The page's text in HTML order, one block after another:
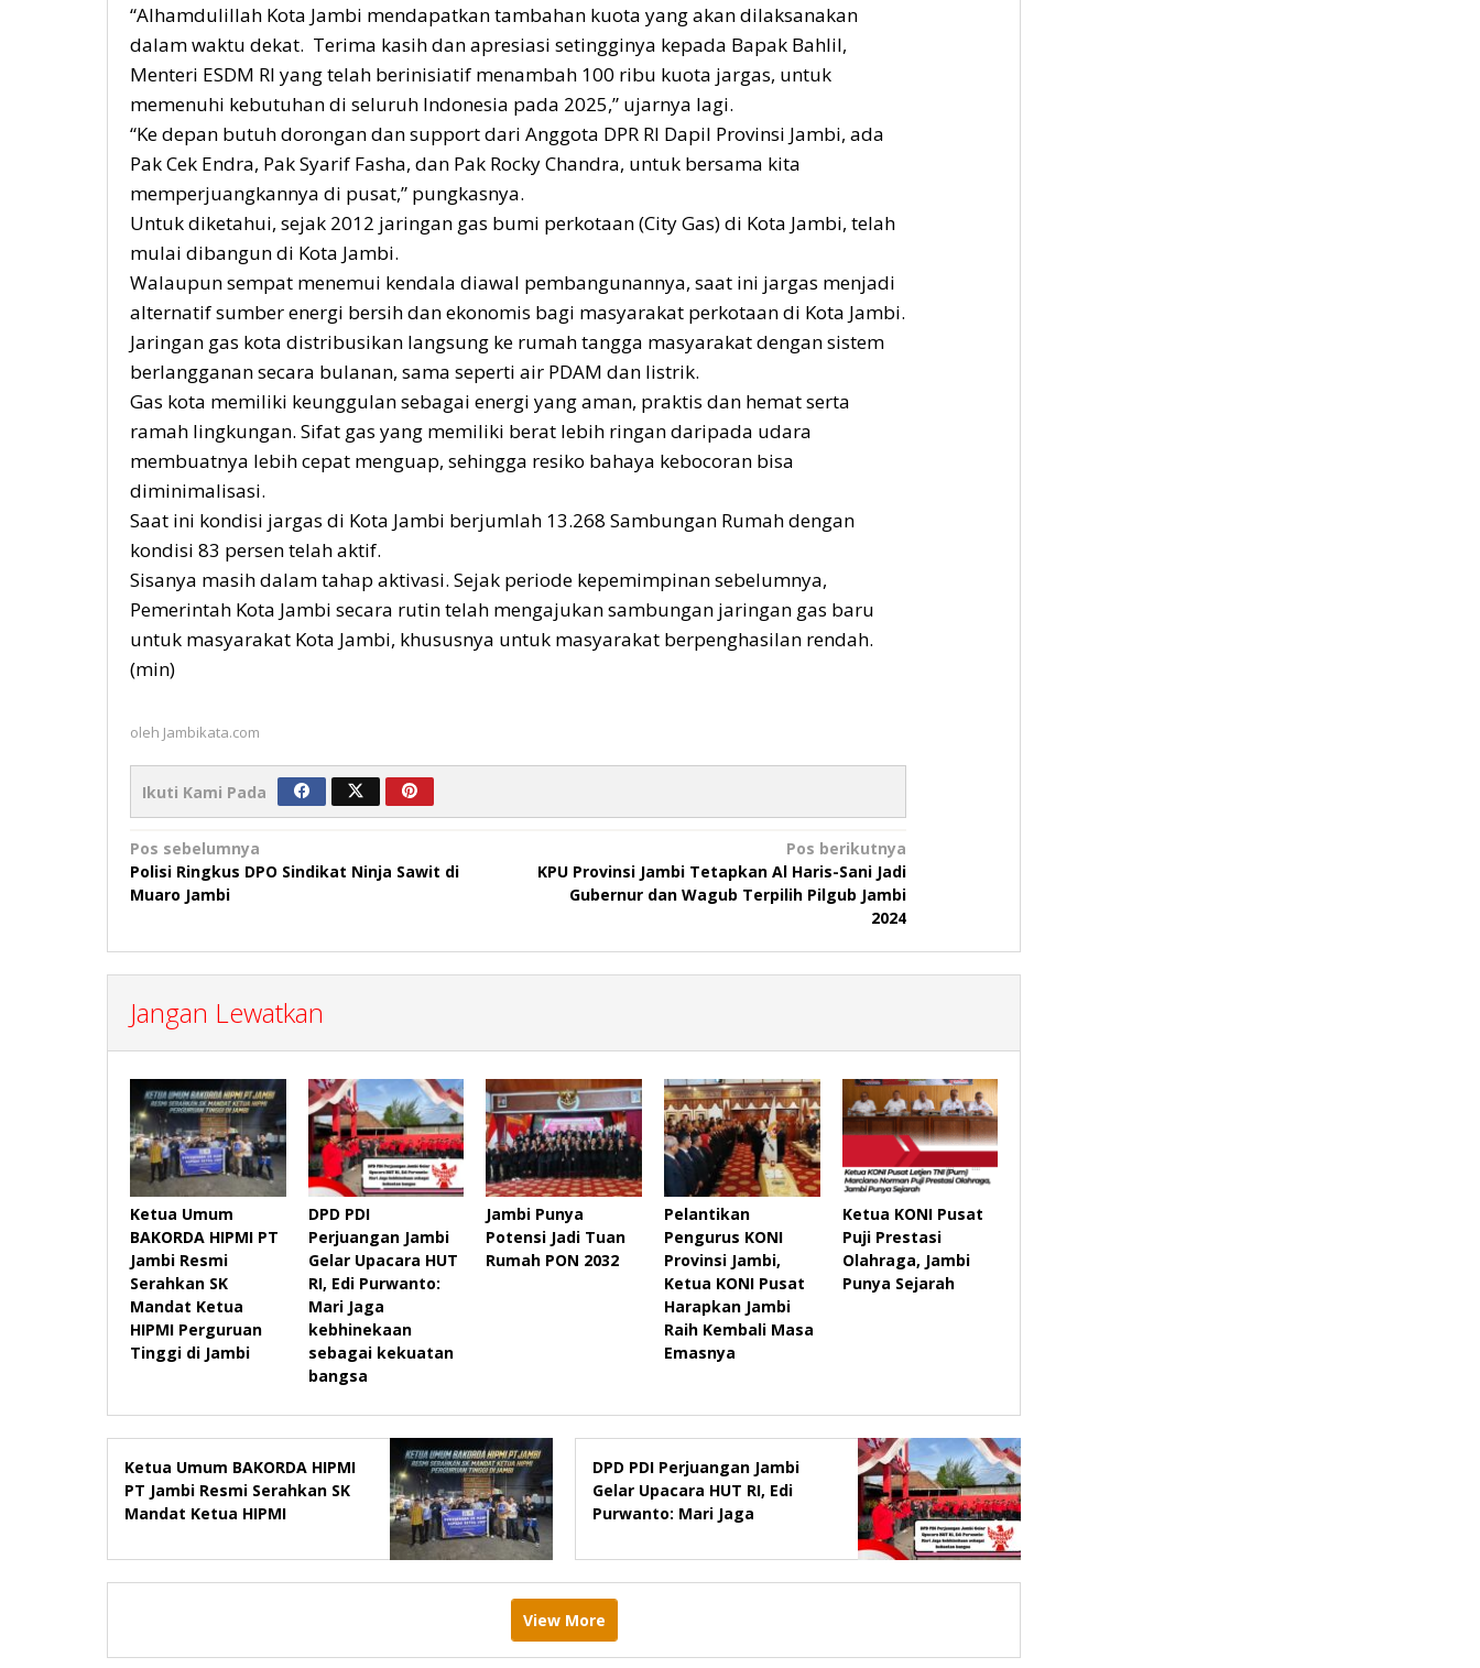
“Alhamdulillah Kota Jambi mendapatkan tambahan kuota yang akan dilaksanakan
dalam waktu dekat. Terima kasih dan apresiasi setingginya kepada Bapak Bahlil,
Menteri ESDM RI yang telah berinisiatif menambah 100 ribu kuota jargas, untuk
memenuhi kebutuhan di seluruh Indonesia pada 2025,” ujarnya lagi.
“Ke depan butuh dorongan dan support dari Anggota DPR RI Dapil Provinsi Jambi, ada
Pak Cek Endra, Pak Syarif Fasha, dan Pak Rocky Chandra, untuk bersama kita
memperjuangkannya di pusat,” pungkasnya.
Untuk diketahui, sejak 2012 jaringan gas bumi perkotaan (City Gas) di Kota Jambi, telah
mulai dibangun di Kota Jambi.
Walaupun sempat menemui kendala diawal pembangunannya, saat ini jargas menjadi
alternatif sumber energi bersih dan ekonomis bagi masyarakat perkotaan di Kota Jambi.
Jaringan gas kota distribusikan langsung ke rumah tangga masyarakat dengan sistem
berlangganan secara bulanan, sama seperti air PDAM dan listrik.
Gas kota memiliki keunggulan sebagai energi yang aman, praktis dan hemat serta
ramah lingkungan. Sifat gas yang memiliki berat lebih ringan daripada udara
membuatnya lebih cepat menguap, sehingga resiko bahaya kebocoran bisa
diminimalisasi.
Saat ini kondisi jargas di Kota Jambi berjumlah 13.268 Sambungan Rumah dengan
kondisi 83 persen telah aktif.
Sisanya masih dalam tahap aktivasi. Sejak periode kepemimpinan sebelumnya,
Pemerintah Kota Jambi secara rutin telah mengajukan sambungan jaringan gas baru
untuk masyarakat Kota Jambi, khususnya untuk masyarakat berpenghasilan rendah.
(min)
oleh Jambikata.com
Ikuti Kami Pada
Navigasi
pos
Pos sebelumnya
Polisi Ringkus DPO Sindikat Ninja Sawit di
Muaro Jambi
Pos berikutnya
KPU Provinsi Jambi Tetapkan Al Haris-Sani Jadi
Gubernur dan Wagub Terpilih Pilgub Jambi
2024
Jangan Lewatkan
Ketua Umum
BAKORDA HIPMI PT
Jambi Resmi
Serahkan SK
Mandat Ketua
HIPMI Perguruan
Tinggi di Jambi
DPD PDI
Perjuangan Jambi
Gelar Upacara HUT
RI, Edi Purwanto:
Mari Jaga
kebhinekaan
sebagai kekuatan
bangsa
Jambi Punya
Potensi Jadi Tuan
Rumah PON 2032
Pelantikan
Pengurus KONI
Provinsi Jambi,
Ketua KONI Pusat
Harapkan Jambi
Raih Kembali Masa
Emasnya
Ketua KONI Pusat
Puji Prestasi
Olahraga, Jambi
Punya Sejarah
Ketua Umum BAKORDA HIPMI
PT Jambi Resmi Serahkan SK
Mandat Ketua HIPMI
DPD PDI Perjuangan Jambi
Gelar Upacara HUT RI, Edi
Purwanto: Mari Jaga
kekuatan bangsa
View More